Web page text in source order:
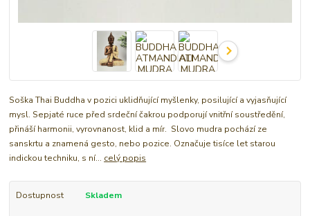
Soška Thai Buddha v pozici uklidňující myšlenky, posilující a vyjasňující
mysl. Sepjaté ruce před srdeční čakrou podporují vnitřní soustředění,
přináší harmonii, vyrovnanost, klid a mír. Slovo mudra pochází ze
sanskrtu a znamená gesto, nebo pozice. Označuje tisíce let starou
indickou techniku, s ní... celý popis
Dostupnost Skladem